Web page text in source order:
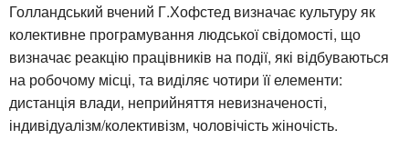
Голландський вчений Г.Хофстед визначає культуру як
колективне програмування людської свідомості, що
визначає реакцію працівників на події, які відбуваються
на робочому місці, та виділяє чотири її елементи:
дистанція влади, неприйняття невизначеності,
індивідуалізм/колективізм, чоловічість жіночість.